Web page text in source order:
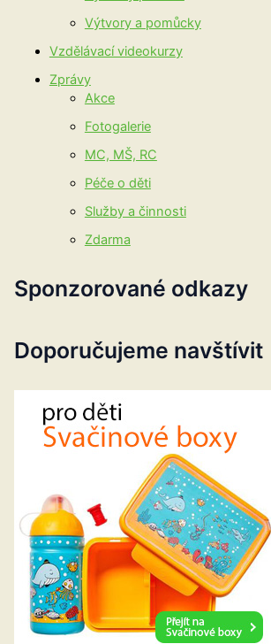
Výtvory a pomůcky
Vzdělávací videokurzy
Zprávy
Akce
Fotogalerie
MC, MŠ, RC
Péče o děti
Služby a činnosti
Zdarma
Sponzorované odkazy
Doporučujeme navštívit